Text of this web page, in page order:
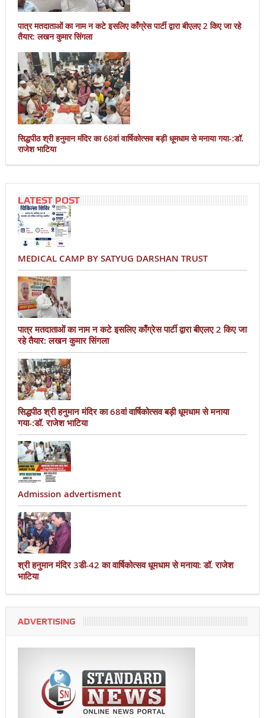
पात्र मतदाताओं का नाम न कटे इसलिए काँग्रेस पार्टी द्वारा बीएलए 2 किए जा रहे
तैयार: लखन कुमार सिंगला
सिद्धपीठ श्री हनुमान मंदिर का 68वां वार्षिकोत्सव बड़ी धूमधाम से मनाया गया-:डॉ.
राजेश भाटिया
LATEST POST
MEDICAL CAMP BY SATYUG DARSHAN TRUST
पात्र मतदाताओं का नाम न कटे इसलिए काँग्रेस पार्टी द्वारा बीएलए 2 किए जा
रहे तैयार: लखन कुमार सिंगला
सिद्धपीठ श्री हनुमान मंदिर का 68वां वार्षिकोत्सव बड़ी धूमधाम से मनाया
गया-:डॉ. राजेश भाटिया
Admission advertisment
श्री हनुमान मंदिर 3डी-42 का वार्षिकोत्सव धूमधाम से मनाया: डॉ. राजेश
भाटिया
ADVERTISING